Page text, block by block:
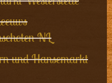
NL
und Hansemarkt